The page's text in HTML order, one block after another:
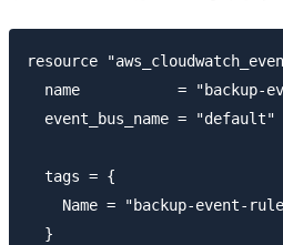
resource
name           = "backup-
  event_bus_name = "default"
  tags = {
Name = "backup-event-
  }